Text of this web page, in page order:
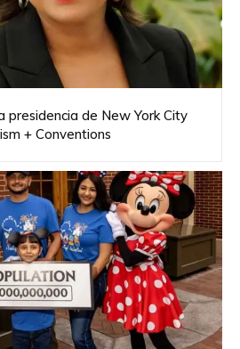
presidencia de New York City
+ Conventions